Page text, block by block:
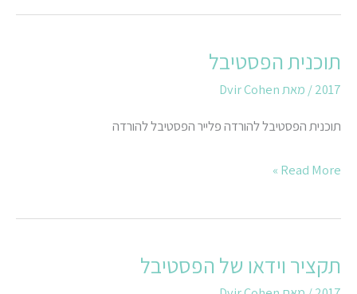
תוכנית הפסטיבל
2017/ מאתDvir Cohen
תוכנית הפסטיבל להורדה פלייר הפסטיבל להורדה
תוכנית
הפסטיבל
Read More »
תקציר וידאו של הפסטיבל
תקציר
וידאו